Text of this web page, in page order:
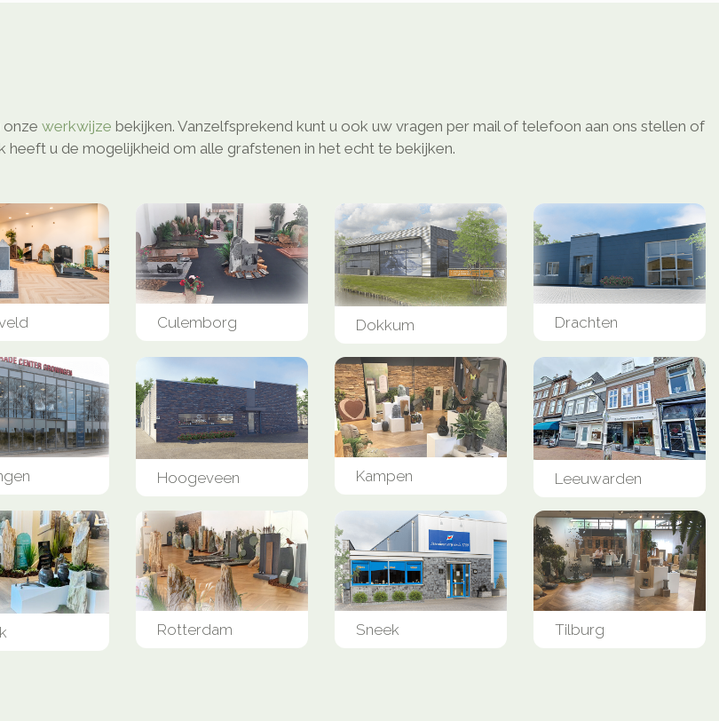
onze werkwijze bekijken. Vanzelfsprekend kunt u ook uw vragen per mail of telefoon aan ons stellen of
u de mogelijkheid om alle grafstenen in het echt te bekijken.
Culemborg Dokkum Drachten
Hoogeveen Kampen Leeuwarden
Rotterdam Sneek Tilburg